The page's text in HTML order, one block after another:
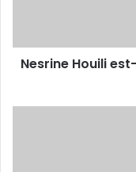
2024
Nesrine Houili